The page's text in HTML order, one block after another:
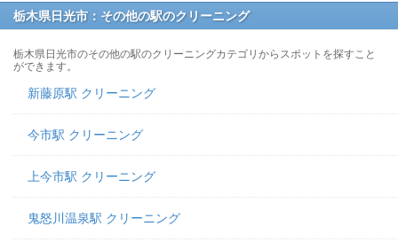
栃木県日光市：その他の駅のクリーニング
栃木県日光市のその他の駅のクリーニングカテゴリからスポットを探すこと
ができます。
新藤原駅 クリーニング
今市駅 クリーニング
上今市駅 クリーニング
鬼怒川温泉駅 クリーニング